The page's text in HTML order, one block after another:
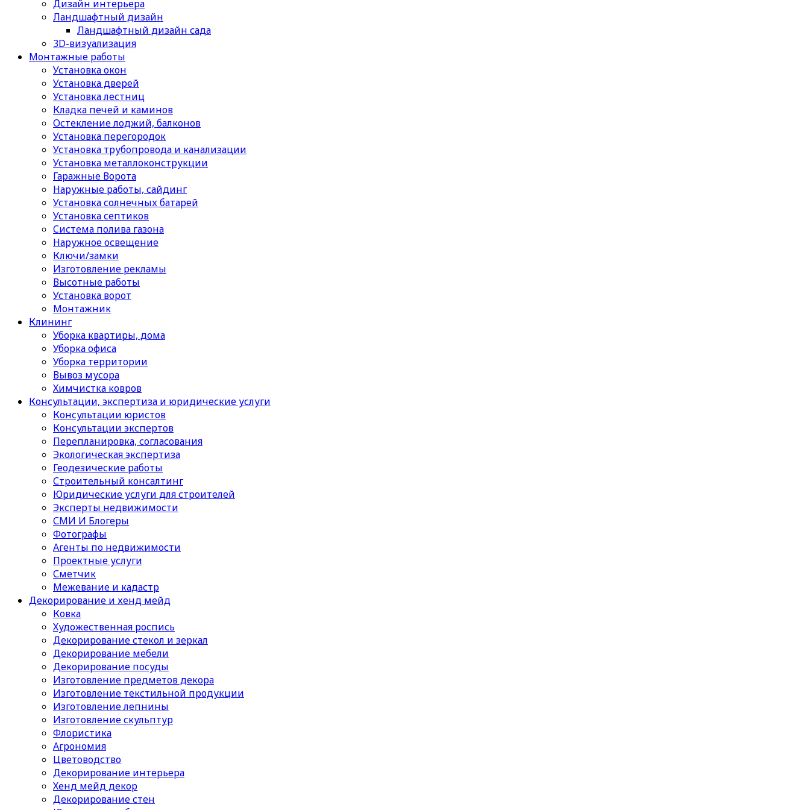
Дизайн интерьера
Ландшафтный дизайн
Ландшафтный дизайн сада
3D-визуализация
Монтажные работы
Установка окон
Установка дверей
Установка лестниц
Кладка печей и каминов
Остекление лоджий, балконов
Установка перегородок
Установка трубопровода и канализации
Установка металлоконструкции
Гаражные Ворота
Наружные работы, сайдинг
Установка солнечных батарей
Установка септиков
Cистема полива газона
Наружное освещение
Ключи/замки
Изготовление рекламы
Высотные работы
Установка ворот
Монтажник
Клининг
Уборка квартиры, дома
Уборка офиса
Уборка территории
Вывоз мусора
Химчистка ковров
Консультации, экспертиза и юридические услуги
Консультации юристов
Консультации экспертов
Перепланировка, согласования
Экологическая экспертиза
Геодезические работы
Строительный консалтинг
Юридические услуги для строителей
Эксперты недвижимости
СМИ И Блогеры
Фотографы
Агенты по недвижимости
Проектные услуги
Сметчик
Межевание и кадастр
Декорирование и хенд мейд
Ковка
Художественная роспись
Декорирование стекол и зеркал
Декорирование мебели
Декорирование посуды
Изготовление предметов декора
Изготовление текстильной продукции
Изготовление лепнины
Изготовление скульптур
Флористика
Агрономия
Цветоводство
Декорирование интерьера
Хенд мейд декор
Декорирование стен